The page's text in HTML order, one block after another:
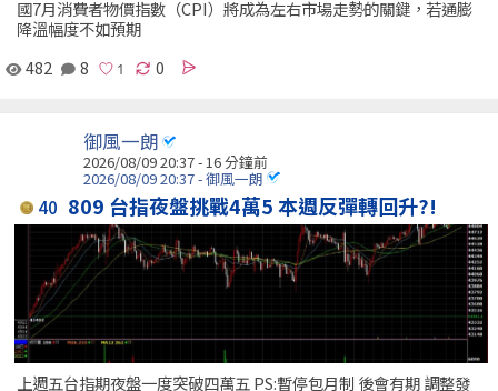
國7月消費者物價指數（CPI）將成為左右市場走勢的關鍵，若通膨
降溫幅度不如預期
482
8 0
御風一朗
2026/08/09 20:37 -16 分鐘前
2026/08/09 20:37 - 御風一朗
40 809 台指夜盤挑戰4萬5 本週反彈轉回升?!
上週五台指期夜盤一度突破四萬五 PS:暫停包月制 後會有期 調整發